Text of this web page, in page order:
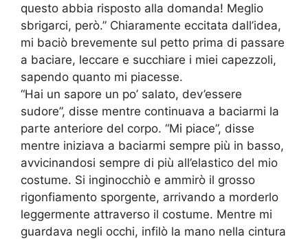
questo abbia risposto alla domanda! Meglio
sbrigarci, però.” Chiaramente eccitata dall’idea,
mi baciò brevemente sul petto prima di passare
a baciare, leccare e succhiare i miei capezzoli,
sapendo quanto mi piacesse.
“Hai un sapore un po’ salato, dev’essere
sudore”, disse mentre continuava a baciarmi la
parte anteriore del corpo. “Mi piace”, disse
mentre iniziava a baciarmi sempre più in basso,
avvicinandosi sempre di più all’elastico del mio
costume. Si inginocchiò e ammirò il grosso
rigonfiamento sporgente, arrivando a morderlo
leggermente attraverso il costume. Mentre mi
guardava negli occhi, infilò la mano nella cintura